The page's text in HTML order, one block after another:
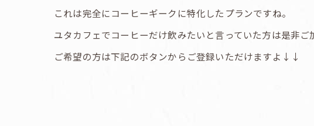
これは完全にコーヒーギークに特化したプランですね。
ユタカフェでコーヒーだけ飲みたいと言っていた方は是非
ご希望の方は下記のボタンからご登録いただけますよ↓↓